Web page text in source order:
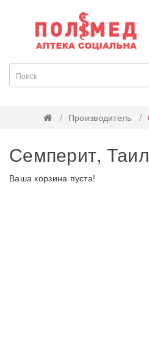
Производитель
Семперит,
Ваша корзина пуста!